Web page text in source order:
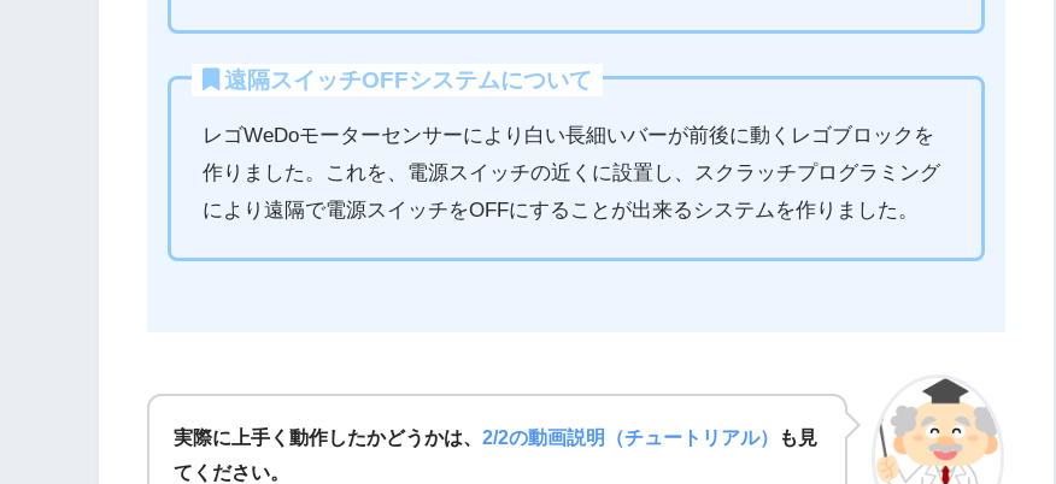
遠隔スイッチOFFシステムについて
レゴWeDoモーターセンサーにより白い長細いバーが前後に動くレゴブロックを
作りました。これを、電源スイッチの近くに設置し、スクラッチプログラミング
により遠隔で電源スイッチをOFFにすることが出来るシステムを作りました。
実際に上手く動作したかどうかは、 2/2の動画説明（チュートリアル）
も見
てください。